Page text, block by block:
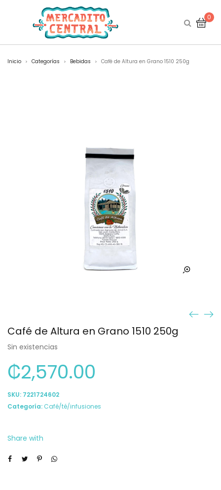
0
Inicio > Categorías > Bebidas > Café de Altura en Grano 1510 250g
Café de Altura en Grano 1510 250g
Sin existencias
₡2,570.00
SKU: 7221724602
Categoría: Café/té/infusiones
Share with